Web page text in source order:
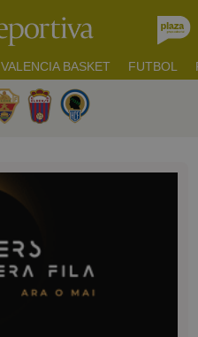
VALENCIA BASKET FUTBOL